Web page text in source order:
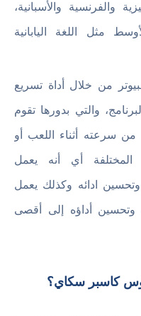
والفرنسية والأسبانية،
مثل اللغة اليابانية
من خلال أداة تسريع
والتي بدورها تقوم
من سرعته أثناء اللعب أو
المختلفة أي أنه يعمل
وتحسين ادائه وكذلك يعمل
وتحسين أداؤه إلى أقصى
كاسبر سكاي؟